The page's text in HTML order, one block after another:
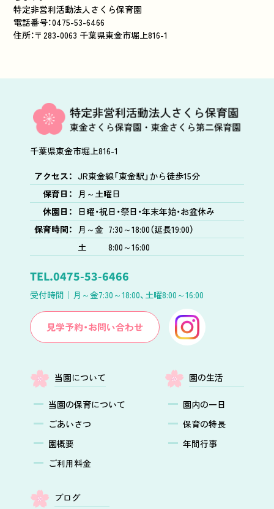
特定非営利活動法人さくら保育園
電話番号：0475-53-6466
住所：〒283-0063 千葉県東金市堀上816-1
千葉県東金市堀上816-1
アクセス： JR東金線「東金駅」から徒歩15分
保育日：
月～土曜日
休園日： 日曜・祝日・祭日・年末年始・お盆休み
保育時間：
月～金 7:30～18:00（延長19:00）
土
8:00～16:00
TEL.0475-53-6466
受付時間｜ 月～金7:30～18:00、土曜8:00～16:00
見学予約・お問い合わせ
当園について
当園の保育について
ごあいさつ
園概要
ご利用料金
園の生活
園内の一日
保育の特長
年間行事
ブログ